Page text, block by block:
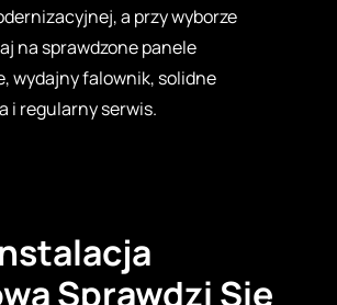
a przy wyborze
na sprawdzone panele
wydajny falownik, solidne
i regularny serwis.
Sprawdzi Się